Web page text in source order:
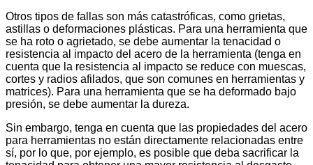
Otros tipos de fallas son más catastróficas, como grietas,
astillas o deformaciones plásticas. Para una herramienta que
se ha roto o agrietado, se debe aumentar la tenacidad o
resistencia al impacto del acero de la herramienta (tenga en
cuenta que la resistencia al impacto se reduce con muescas,
cortes y radios afilados, que son comunes en herramientas y
matrices). Para una herramienta que se ha deformado bajo
presión, se debe aumentar la dureza.
Sin embargo, tenga en cuenta que las propiedades del acero
para herramientas no están directamente relacionadas entre
sí, por lo que, por ejemplo, es posible que deba sacrificar la